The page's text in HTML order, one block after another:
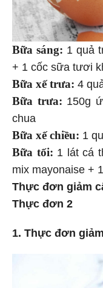
Bữa sáng: 1 quả
+ 1 cốc sữa tươi
Bữa xế trưa: 4
Bữa trưa: 150g
chua
Bữa xế chiều: 1
Bữa tối: 1 lát cá
mix mayonaise +
Thực đơn giảm
Thực đơn 2
1. Thực đơn